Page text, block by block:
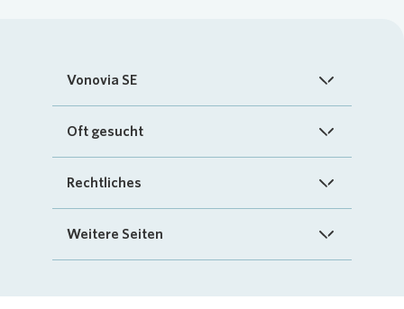
Vonovia SE
Startseite
Investoren
Oft gesucht
FAQ
„Mein Vonovia“ App
Mein Zuhause
Rechtliches
Impressum
Weitere Seiten